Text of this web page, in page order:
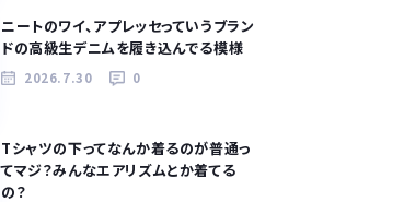
ニートのワイ、アプレッセっていうブラン
ドの高級生デニムを履き込んでる模様
2026.7.30 0
Tシャツの下ってなんか着るのが普通っ
てマジ？みんなエアリズムとか着てる
の？